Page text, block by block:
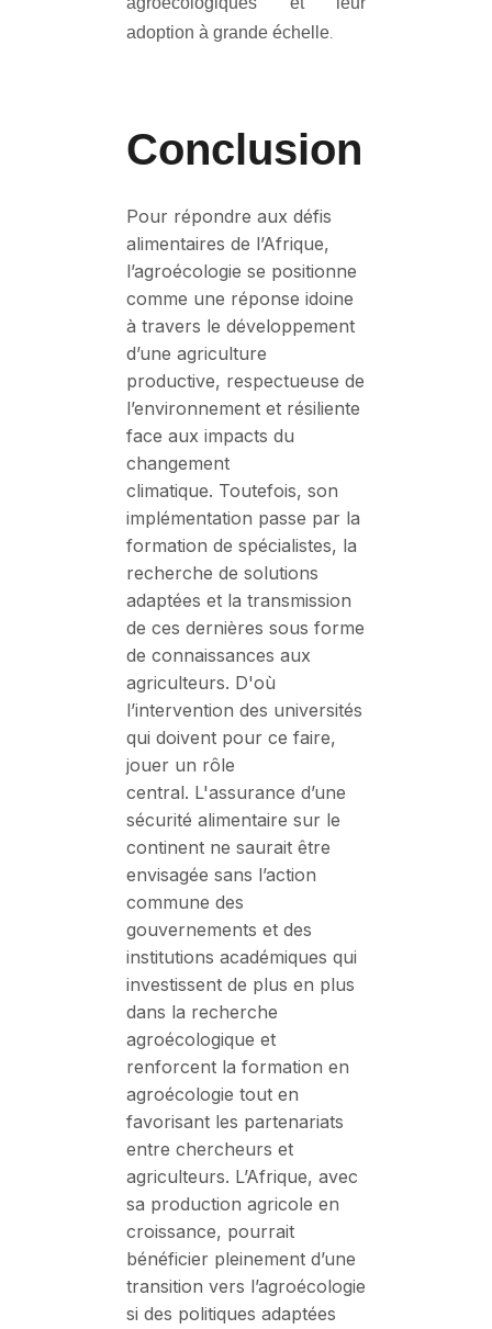
adoption à grande échelle.
Conclusion
Pour répondre aux défis
alimentaires de l’Afrique,
l’agroécologie se positionne
comme une réponse idoine
à travers le développement
d’une agriculture
productive, respectueuse de
l’environnement et résiliente
face aux impacts du
changement
climatique. Toutefois, son
implémentation passe par la
formation de spécialistes, la
recherche de solutions
adaptées et la transmission
de ces dernières sous forme
de connaissances aux
agriculteurs. D'où
l’intervention des universités
qui doivent pour ce faire,
jouer un rôle
central. L'assurance d’une
sécurité alimentaire sur le
continent ne saurait être
envisagée sans l’action
commune des
gouvernements et des
institutions académiques qui
investissent de plus en plus
dans la recherche
agroécologique et
renforcent la formation en
agroécologie tout en
favorisant les partenariats
entre chercheurs et
agriculteurs. L’Afrique, avec
sa production agricole en
croissance, pourrait
bénéficier pleinement d’une
transition vers l’agroécologie
si des politiques adaptées